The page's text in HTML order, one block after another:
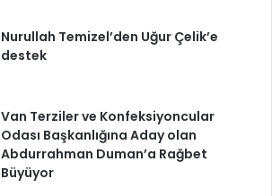
Nurullah Temizel’den Uğur Çelik’e
destek
Van Terziler ve Konfeksiyoncular
Odası Başkanlığına Aday olan
Abdurrahman Duman’a Rağbet
Büyüyor